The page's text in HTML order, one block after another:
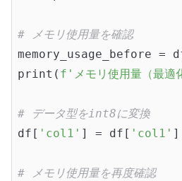
# メモリ使用量を確認
memory_usage_before =
print( f'メモリ使用量（最適
# データ型をint8に変換
df[ 'col1' ] = df[ 'col1'
# メモリ使用量を再度確認